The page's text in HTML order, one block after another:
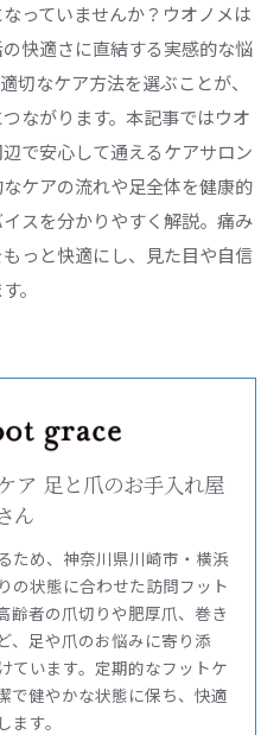
っていませんか？ウオノメは
快適さに直結する実感的な悩
切なケア方法を選ぶことが、
ながります。本記事ではウオ
で安心して通えるケアサロン
ケアの流れや足全体を健康的
スを分かりやすく解説。痛み
っと快適にし、見た目や自信
。
ア 足と爪のお手入れ屋
ん
ため、神奈川県川崎市・横浜
の状態に合わせた訪問フット
齢者の爪切りや肥厚爪、巻き
、足や爪のお悩みに寄り添
ています。定期的なフットケ
で健やかな状態に保ち、快適
す。